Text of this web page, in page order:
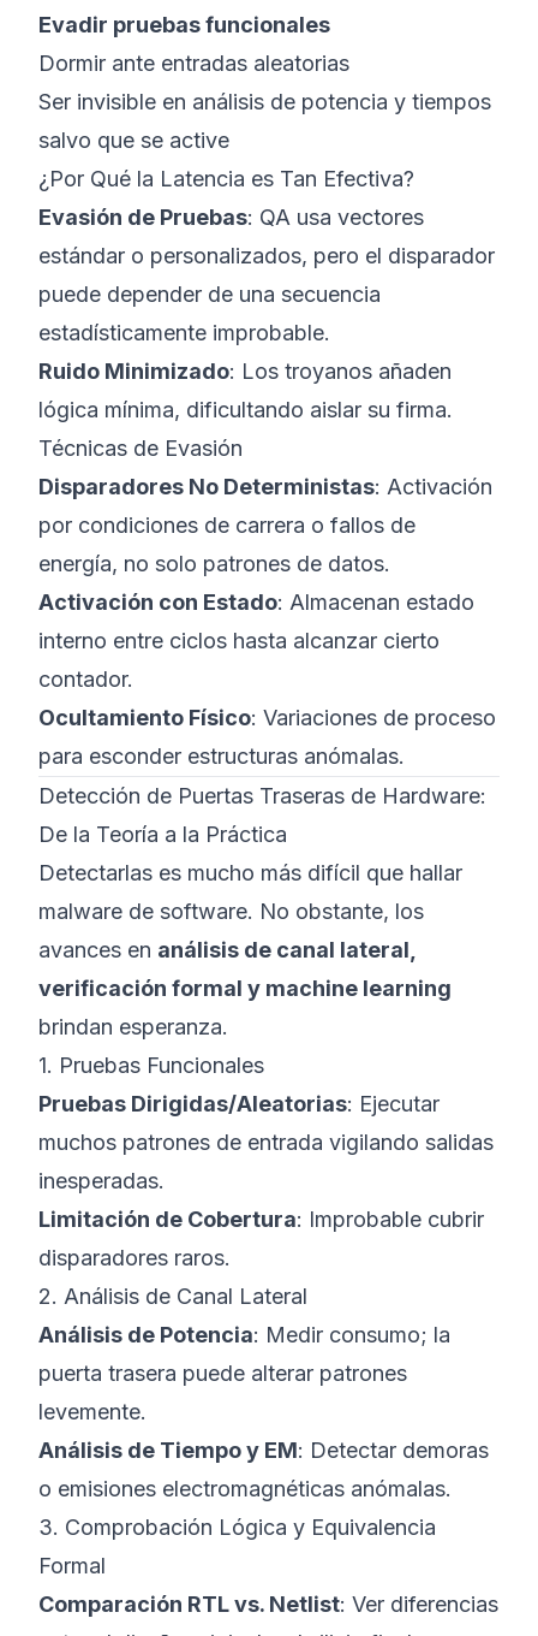
Evadir pruebas funcionales
Dormir ante entradas aleatorias
Ser invisible en análisis de potencia y tiempos
salvo que se active
¿Por Qué la Latencia es Tan Efectiva?
Evasión de Pruebas: QA usa vectores
estándar o personalizados, pero el disparador
puede depender de una secuencia
estadísticamente improbable.
Ruido Minimizado: Los troyanos añaden
lógica mínima, dificultando aislar su firma.
Técnicas de Evasión
Disparadores No Deterministas: Activación
por condiciones de carrera o fallos de
energía, no solo patrones de datos.
Activación con Estado: Almacenan estado
interno entre ciclos hasta alcanzar cierto
contador.
Ocultamiento Físico: Variaciones de proceso
para esconder estructuras anómalas.
Detección de Puertas Traseras de Hardware:
De la Teoría a la Práctica
Detectarlas es mucho más difícil que hallar
malware de software. No obstante, los
avances en análisis de canal lateral,
verificación formal y machine learning
brindan esperanza.
1. Pruebas Funcionales
Pruebas Dirigidas/Aleatorias: Ejecutar
muchos patrones de entrada vigilando salidas
inesperadas.
Limitación de Cobertura: Improbable cubrir
disparadores raros.
2. Análisis de Canal Lateral
Análisis de Potencia: Medir consumo; la
puerta trasera puede alterar patrones
levemente.
Análisis de Tiempo y EM: Detectar demoras
o emisiones electromagnéticas anómalas.
3. Comprobación Lógica y Equivalencia
Formal
Comparación RTL vs. Netlist: Ver diferencias